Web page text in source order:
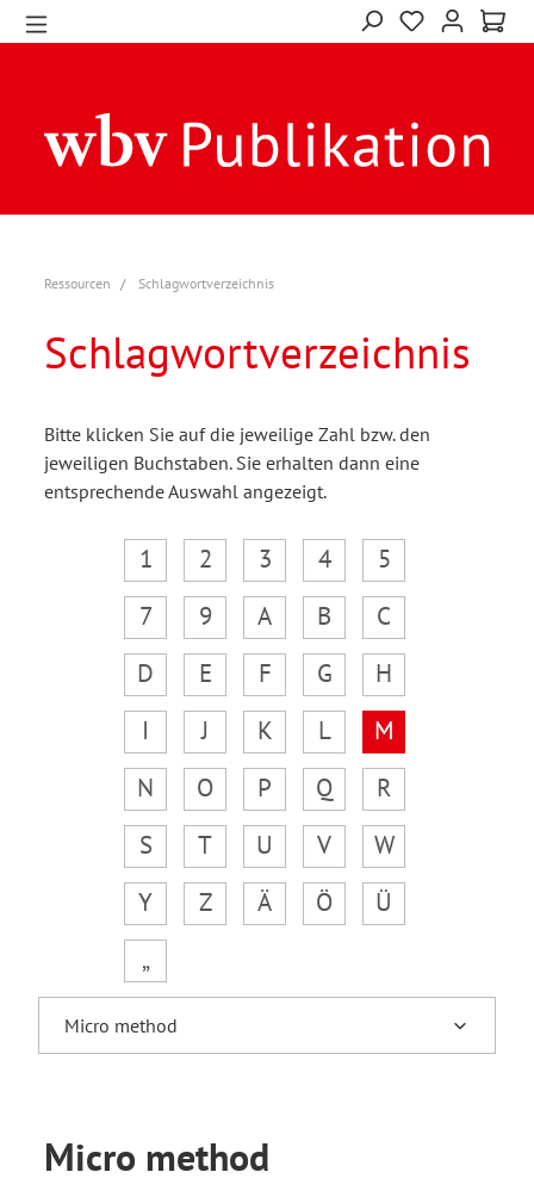
Ressourcen Schlagwortverzeichnis
Schlagwortverzeichnis
Bitte klicken Sie auf die jeweilige Zahl bzw. den
jeweiligen Buchstaben. Sie erhalten dann eine
entsprechende Auswahl angezeigt.
1 2 3 4
5
7
9 A B
C
D
E F G
H
I
J K L
M
N
O P Q
R
S
T U V
W
Y
Z Ä Ö
Ü
„
Micro method